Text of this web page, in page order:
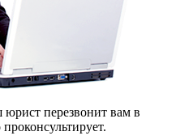
перезвонит вам в
проконсультирует.